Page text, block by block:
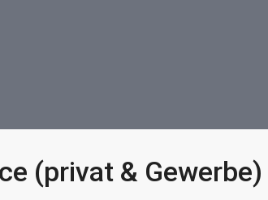
(privat & Gewerbe)